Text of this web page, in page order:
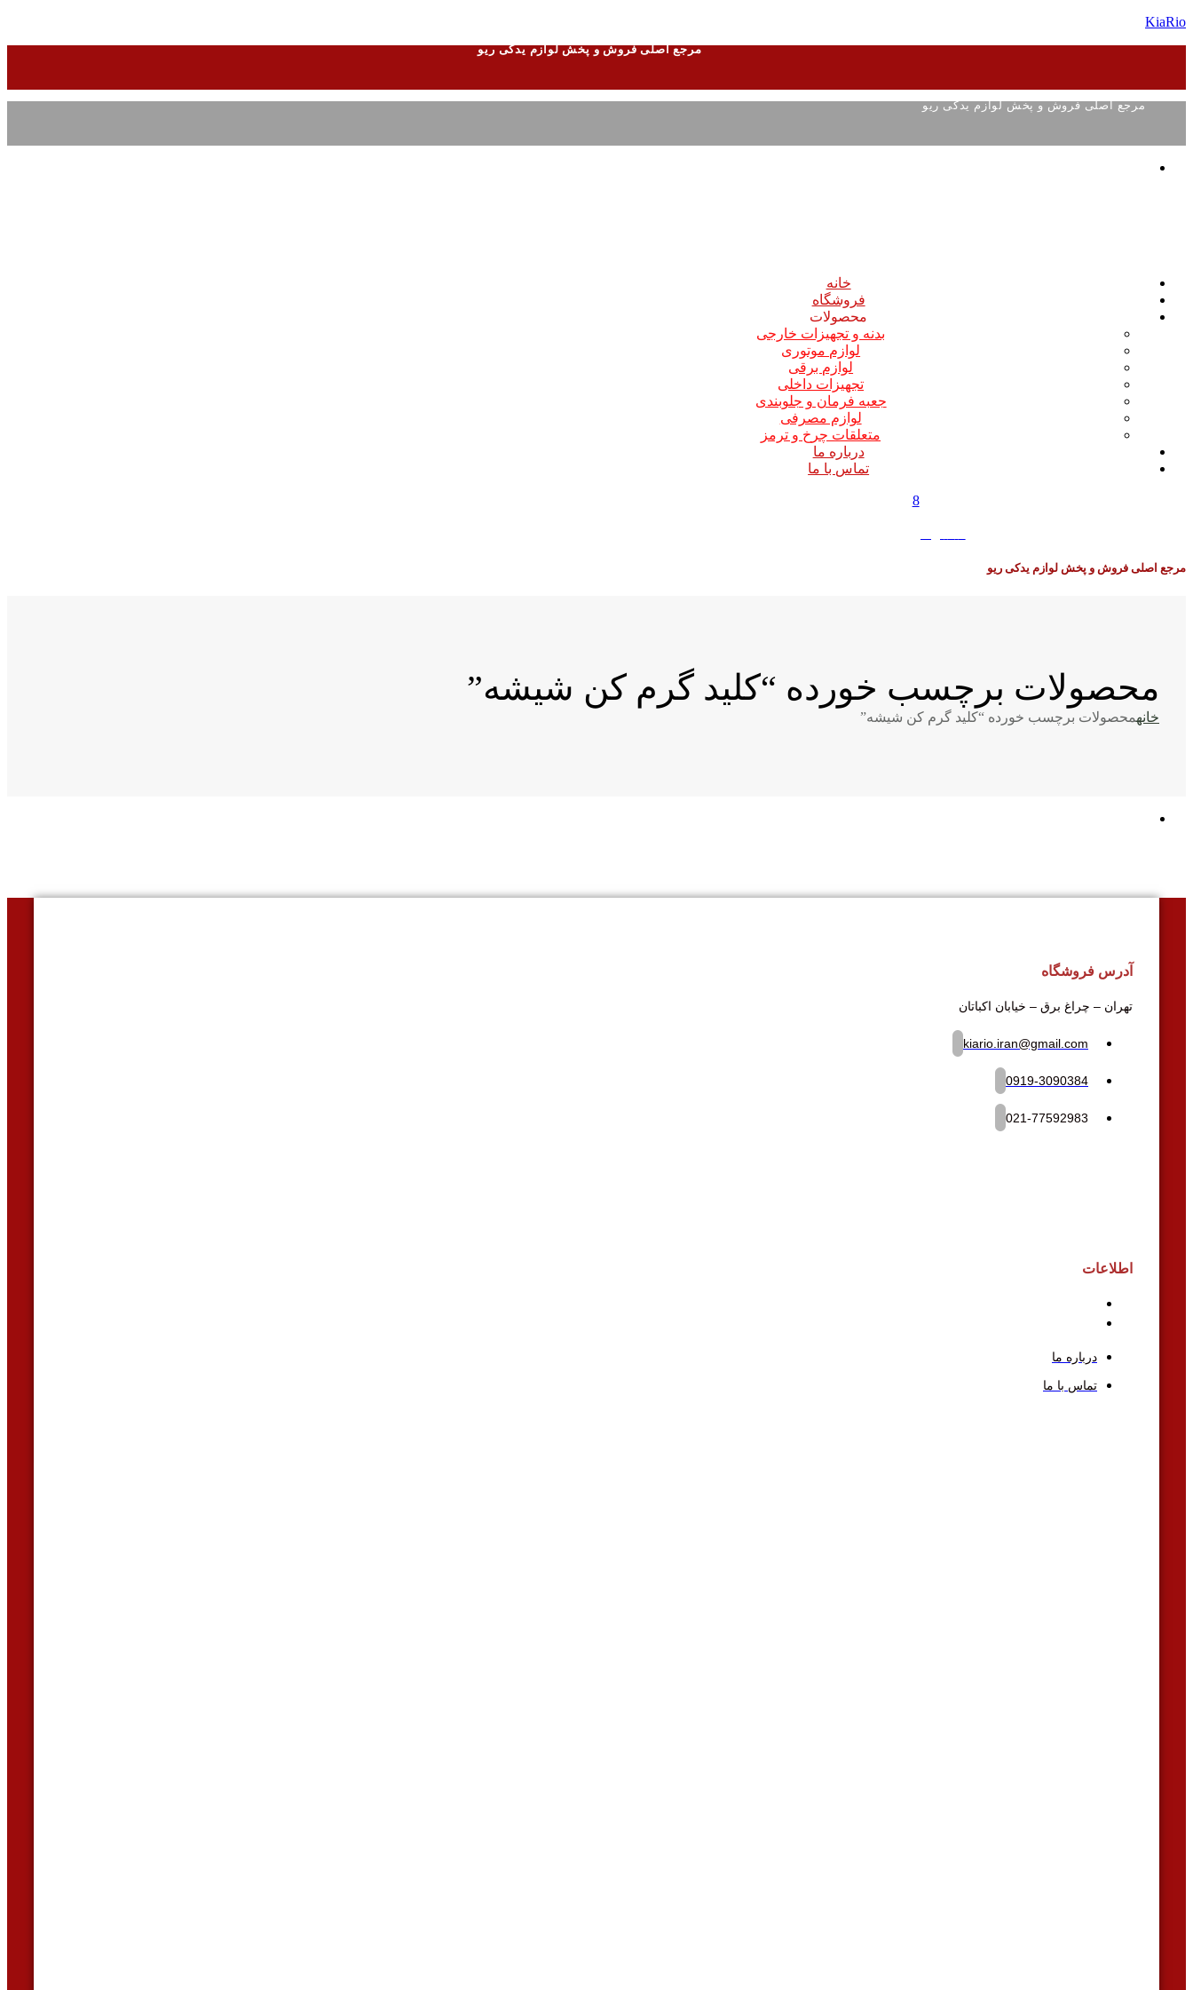
KiaRio
مرجع اصلی فروش و پخش لوازم یدکی ریو
مرجع اصلی فروش و پخش لوازم یدکی ریو
خانه
فروشگاه
محصولات
بدنه و تجهیزات خارجی
لوازم موتوری
لوازم برقی
تجهیزات داخلی
جعبه فرمان و جلوبندی
لوازم مصرفی
متعلقات چرخ و ترمز
درباره ما
تماس با ما
8
مرجع اصلی فروش و پخش لوازم یدکی ریو
محصولات برچسب خورده “کلید گرم کن شیشه”
خانهمحصولات برچسب خورده “کلید گرم کن شیشه”
آدرس فروشگاه
تهران – چراغ برق – خیابان اکباتان
kiario.iran@gmail.com
0919-3090384
021-77592983
اطلاعات
درباره ما
تماس با ما